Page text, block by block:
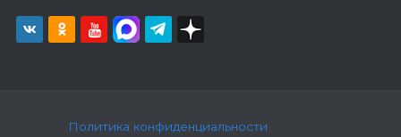
Политика конфиденциальности